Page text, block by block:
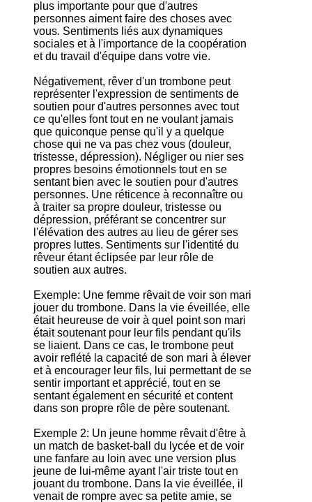
plus importante pour que d'autres
personnes aiment faire des choses avec
vous. Sentiments liés aux dynamiques
sociales et à l'importance de la coopération
et du travail d'équipe dans votre vie.
Négativement, rêver d'un trombone peut
représenter l'expression de sentiments de
soutien pour d'autres personnes avec tout
ce qu'elles font tout en ne voulant jamais
que quiconque pense qu'il y a quelque
chose qui ne va pas chez vous (douleur,
tristesse, dépression). Négliger ou nier ses
propres besoins émotionnels tout en se
sentant bien avec le soutien pour d'autres
personnes. Une réticence à reconnaître ou
à traiter sa propre douleur, tristesse ou
dépression, préférant se concentrer sur
l'élévation des autres au lieu de gérer ses
propres luttes. Sentiments sur l'identité du
rêveur étant éclipsée par leur rôle de
soutien aux autres.
Exemple: Une femme rêvait de voir son mari
jouer du trombone. Dans la vie éveillée, elle
était heureuse de voir à quel point son mari
était soutenant pour leur fils pendant qu'ils
se liaient. Dans ce cas, le trombone peut
avoir reflété la capacité de son mari à élever
et à encourager leur fils, lui permettant de se
sentir important et apprécié, tout en se
sentant également en sécurité et content
dans son propre rôle de père soutenant.
Exemple 2: Un jeune homme rêvait d'être à
un match de basket-ball du lycée et de voir
une fanfare au loin avec une version plus
jeune de lui-même ayant l'air triste tout en
jouant du trombone. Dans la vie éveillée, il
venait de rompre avec sa petite amie, se